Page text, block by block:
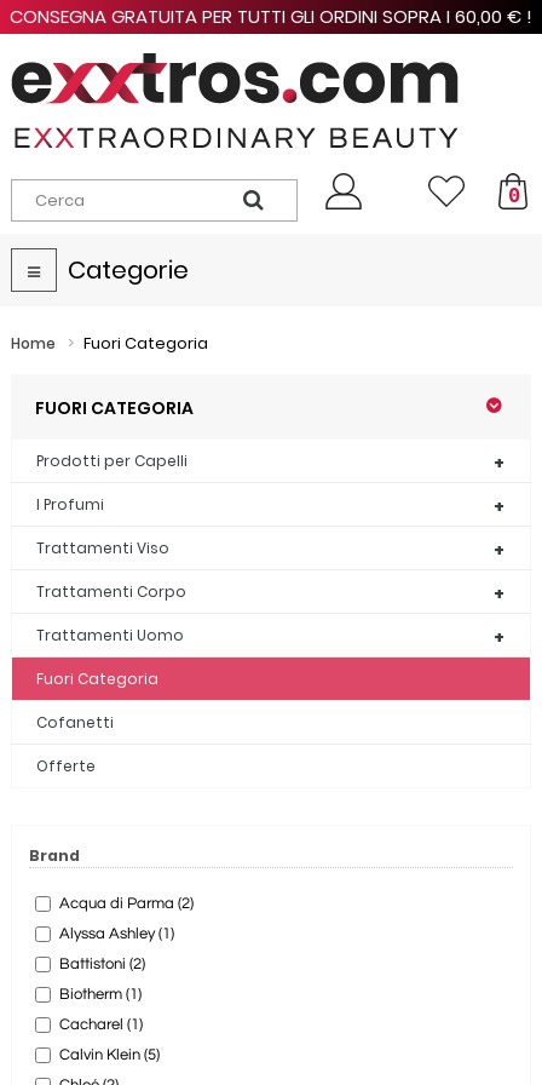
CONSEGNA GRATUITA PER TUTTI GLI ORDINI SOPRA I 60,00 € !
0
Navigazione
Toggle
Categorie
Home > Fuori Categoria
FUORI CATEGORIA
Prodotti per Capelli
I Profumi
Trattamenti Viso
Trattamenti Corpo
Trattamenti Uomo
Fuori Categoria
Cofanetti
Offerte
Brand
Acqua di Parma (2)
Alyssa Ashley (1)
Battistoni (2)
Biotherm (1)
Cacharel (1)
Calvin Klein (5)